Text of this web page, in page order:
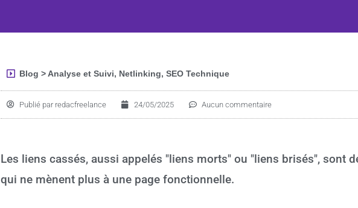
Blog > Analyse et Suivi, Netlinking, SEO Technique
Publié parredacfreelance 24/05/2025 Aucun commentaire
Les liens cassés, aussi appelés "liens morts" ou "liens brisés", sont
qui ne mènent plus à une page fonctionnelle.